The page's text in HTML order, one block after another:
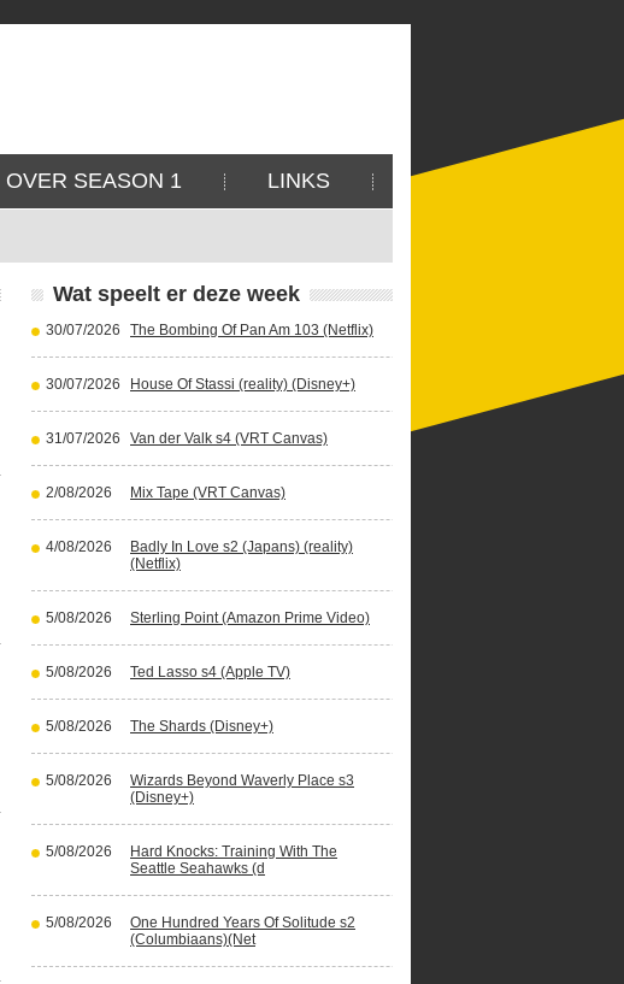
OVER SEASON 1 LINKS
Wat speelt er deze week
30/07/2026 The Bombing Of Pan Am 103 (Netflix)
30/07/2026 House Of Stassi (reality) (Disney+)
31/07/2026 Van der Valk s4 (VRT Canvas)
2/08/2026 Mix Tape (VRT Canvas)
4/08/2026
Badly In Love s2 (Japans) (reality)
(Netflix)
5/08/2026 Sterling Point (Amazon Prime Video)
5/08/2026 Ted Lasso s4 (Apple TV)
5/08/2026 The Shards (Disney+)
5/08/2026
Wizards Beyond Waverly Place s3
(Disney+)
5/08/2026
Hard Knocks: Training With The
Seattle Seahawks (d
5/08/2026
One Hundred Years Of Solitude s2
(Columbiaans)(Net